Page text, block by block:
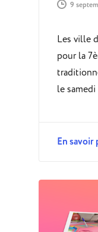
9
Les ville
pour la
le
En savoir